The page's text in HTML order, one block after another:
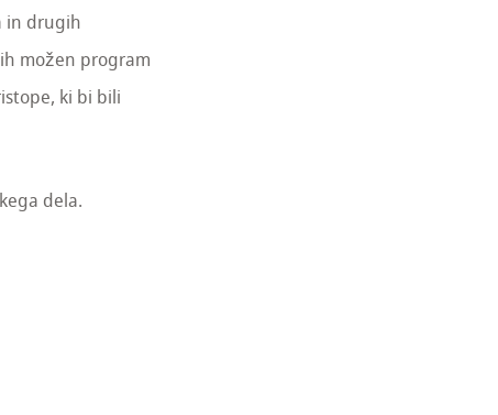
in drugih
možen program
ki bi bili
dela.